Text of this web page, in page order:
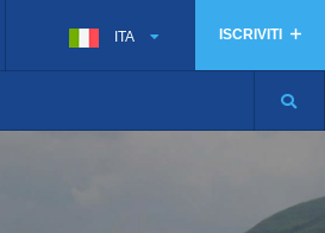
ISCRIVITI
ITA